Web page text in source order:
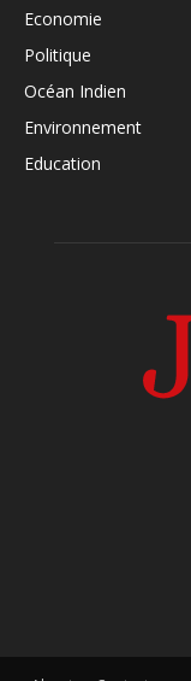
Economie
Politique
Océan Indien
Environnement
Education